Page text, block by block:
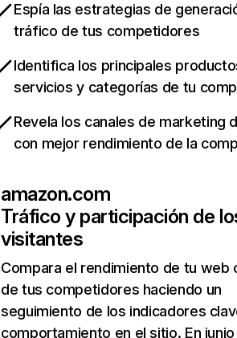
Espía las estrategias de
tráfico de tus competidores
Identifica los principales
servicios y categorías de tu
Revela los canales de marketing
con mejor rendimiento de la
amazon.com
Tráfico y participación de
visitantes
Compara el rendimiento de tu web
de tus competidores haciendo un
seguimiento de los indicadores
comportamiento en el sitio. En junio